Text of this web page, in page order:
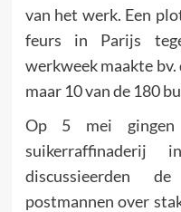
van het werk. Een
feurs in Parijs
werkweek maakte
maar 10 van de 180
Op 5 mei gingen
discussieerden
postmannen over